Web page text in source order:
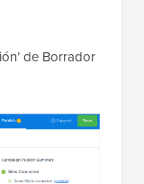
de Borrador